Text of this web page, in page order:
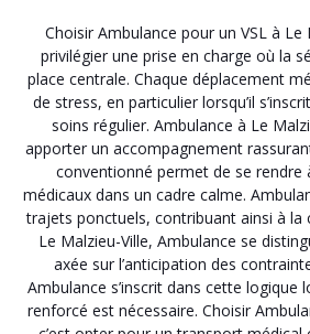
Choisir Ambulance pour un VSL à Le
privilégier une prise en charge où la
place centrale. Chaque déplacement
de stress, en particulier lorsqu’il
soins régulier. Ambulance à Le
apporter un accompagnement
conventionné permet de se rendre
médicaux dans un cadre calme.
trajets ponctuels, contribuant ainsi à la
Le Malzieu-Ville, Ambulance se
axée sur l’anticipation des
Ambulance s’inscrit dans cette logique
renforcé est nécessaire. Choisir